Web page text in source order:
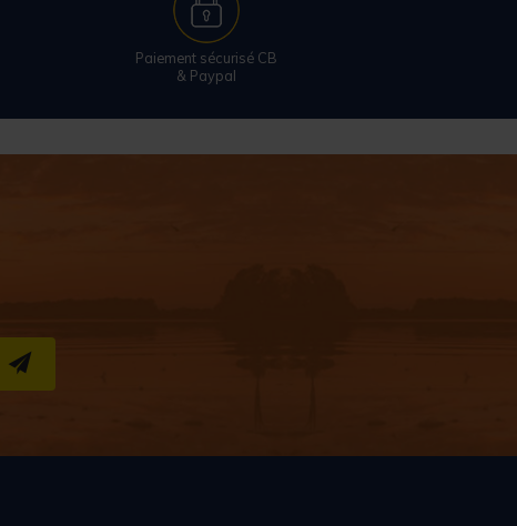
Paiement sécurisé CB
& Paypal
S''INSCRIRE